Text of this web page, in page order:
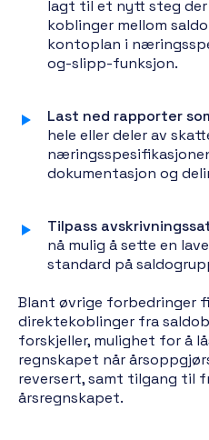
lagt til et nytt steg der
koblinger mellom
kontoplan i
og-slipp-funksjon.
Last ned rapporter
hele eller deler av
dokumentasjon og
Tilpass
nå mulig å sette en
standard på
Blant øvrige forbedringer
direktekoblinger fra
forskjeller, mulighet for å
regnskapet når
reversert, samt tilgang til
årsregnskapet.